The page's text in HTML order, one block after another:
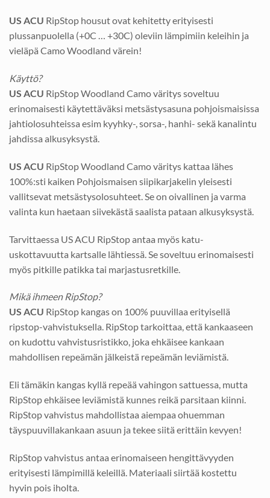
US ACU RipStop housut ovat kehitetty erityisesti
plussanpuolella (+0C … +30C) oleviin lämpimiin keleihin ja
vieläpä Camo Woodland värein!
Käyttö?
US ACU RipStop Woodland Camo väritys soveltuu
erinomaisesti käytettäväksi metsästysasuna pohjoismaisissa
jahtiolosuhteissa esim kyyhky-, sorsa-, hanhi- sekä kanalintu
jahdissa alkusyksystä.
US ACU RipStop Woodland Camo väritys kattaa lähes
100%:sti kaiken Pohjoismaisen siipikarjakelin yleisesti
vallitsevat metsästysolosuhteet. Se on oivallinen ja varma
valinta kun haetaan siivekästä saalista pataan alkusyksystä.
Tarvittaessa US ACU RipStop antaa myös katu-
uskottavuutta kartsalle lähtiessä. Se soveltuu erinomaisesti
myös pitkille patikka tai marjastusretkille.
Mikä ihmeen RipStop?
US ACU RipStop kangas on 100% puuvillaa erityisellä
ripstop-vahvistuksella. RipStop tarkoittaa, että kankaaseen
on kudottu vahvistusristikko, joka ehkäisee kankaan
mahdollisen repeämän jälkeistä repeämän leviämistä.
Eli tämäkin kangas kyllä repeää vahingon sattuessa, mutta
RipStop ehkäisee leviämistä kunnes reikä parsitaan kiinni.
RipStop vahvistus mahdollistaa aiempaa ohuemman
täyspuuvillakankaan asuun ja tekee siitä erittäin kevyen!
RipStop vahvistus antaa erinomaiseen hengittävyyden
erityisesti lämpimillä keleillä. Materiaali siirtää kostettu
hyvin pois iholta.